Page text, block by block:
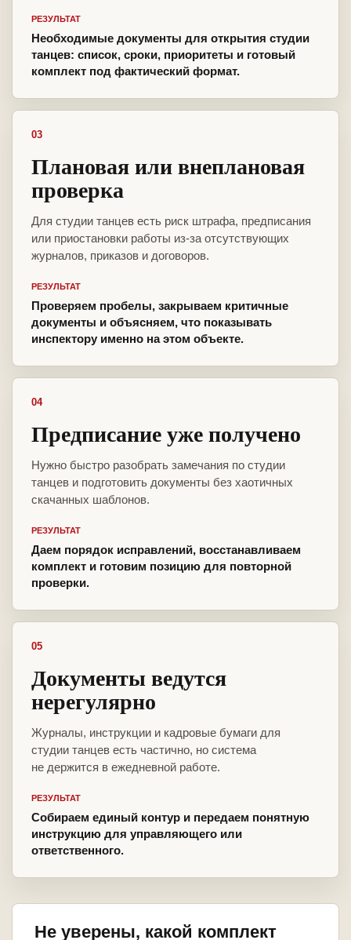
РЕЗУЛЬТАТ
Необходимые документы для открытия студии
танцев: список, сроки, приоритеты и готовый
комплект под фактический формат.
03
Плановая или внеплановая
проверка
Для студии танцев есть риск штрафа, предписания
или приостановки работы из-за отсутствующих
журналов, приказов и договоров.
РЕЗУЛЬТАТ
Проверяем пробелы, закрываем критичные
документы и объясняем, что показывать
инспектору именно на этом объекте.
04
Предписание уже получено
Нужно быстро разобрать замечания по студии
танцев и подготовить документы без хаотичных
скачанных шаблонов.
РЕЗУЛЬТАТ
Даем порядок исправлений, восстанавливаем
комплект и готовим позицию для повторной
проверки.
05
Документы ведутся
нерегулярно
Журналы, инструкции и кадровые бумаги для
студии танцев есть частично, но система
не держится в ежедневной работе.
РЕЗУЛЬТАТ
Собираем единый контур и передаем понятную
инструкцию для управляющего или
ответственного.
Не уверены, какой комплект